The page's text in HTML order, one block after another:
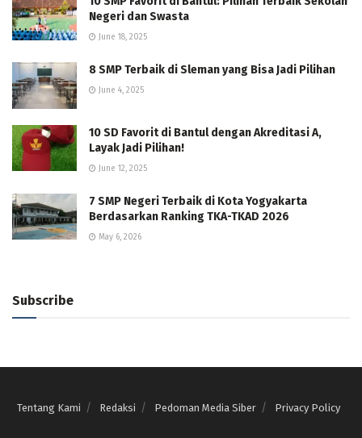
Negeri dan Swasta
June 18, 2025
8 SMP Terbaik di Sleman yang Bisa Jadi Pilihan
June 4, 2025
10 SD Favorit di Bantul dengan Akreditasi A,
Layak Jadi Pilihan!
June 12, 2025
7 SMP Negeri Terbaik di Kota Yogyakarta
Berdasarkan Ranking TKA-TKAD 2026
May 6, 2026
Subscribe
Tentang Kami Redaksi Pedoman Media Siber Privacy Policy